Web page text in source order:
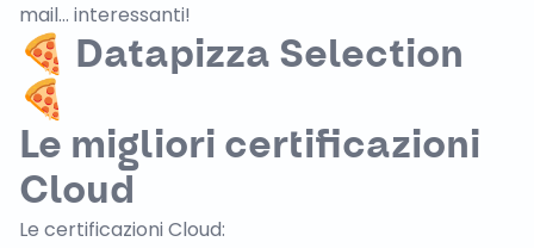
mail… interessanti!
🍕 Datapizza Selection
🍕
Le migliori certificazioni
Cloud
Le certificazioni Cloud: